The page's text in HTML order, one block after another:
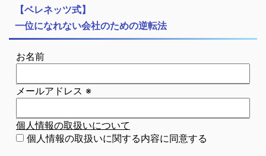
【ベレネッツ式】
一位になれない会社のための逆転法
お名前
メールアドレス ※
個人情報の取扱いについて
個人情報の取扱いに関する内容に同意する